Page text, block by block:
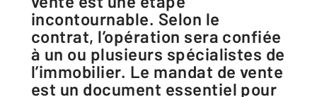
incontournable. Selon le
contrat, l’opération sera confiée
à un ou plusieurs spécialistes de
l’immobilier. Le mandat de vente
est un document essentiel pour